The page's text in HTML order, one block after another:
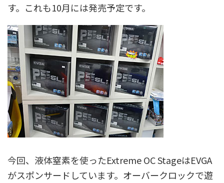
す。これも10月には発売予定です。
今回、液体窒素を使ったExtreme OC StageはEVGA
がスポンサードしています。オーバークロックで遊